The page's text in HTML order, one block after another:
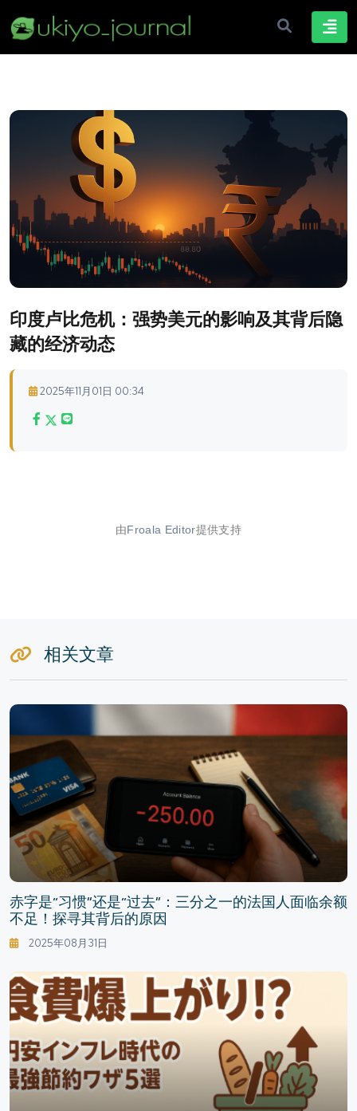
印度卢比危机：强势美元的影响及其背后隐
藏的经济动态
2025年11月01日 00:34
由Froala Editor提供支持
相关文章
赤字是“习惯”还是“过去”：三分之一的法国人面临余额
不足！探寻其背后的原因
2025年08月31日